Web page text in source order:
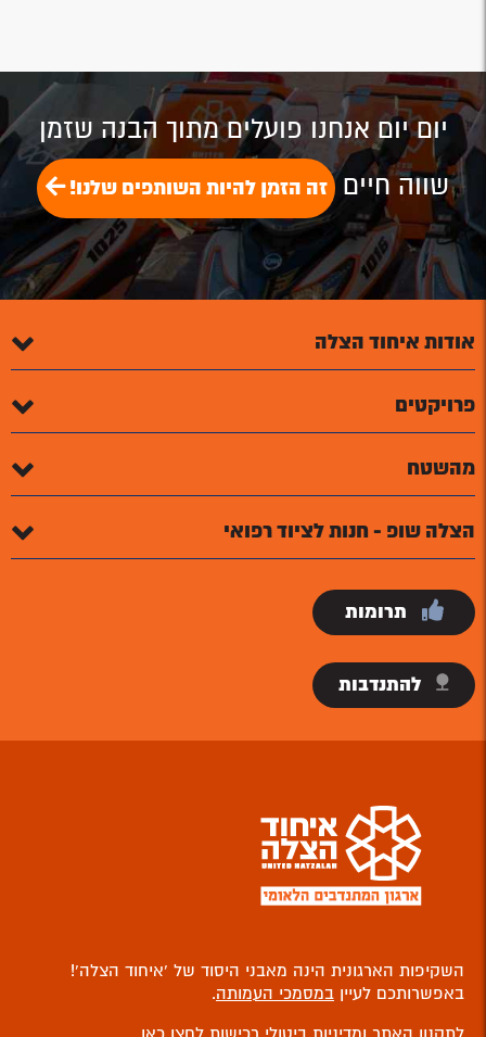
זה תלוי בך!
יום יום אנחנו פועלים מתוך הבנה שזמן
שווה חיים זה הזמן להיות השותפים שלנו!
אודות איחוד הצלה
פרויקטים
מהשטח
הצלה שופ - חנות לציוד רפואי
תרומות
להתנדבות
השקיפות הארגונית הינה מאבני היסוד של ‘איחוד הצלה’!
באפשרותכם לעיין במסמכי העמותה.